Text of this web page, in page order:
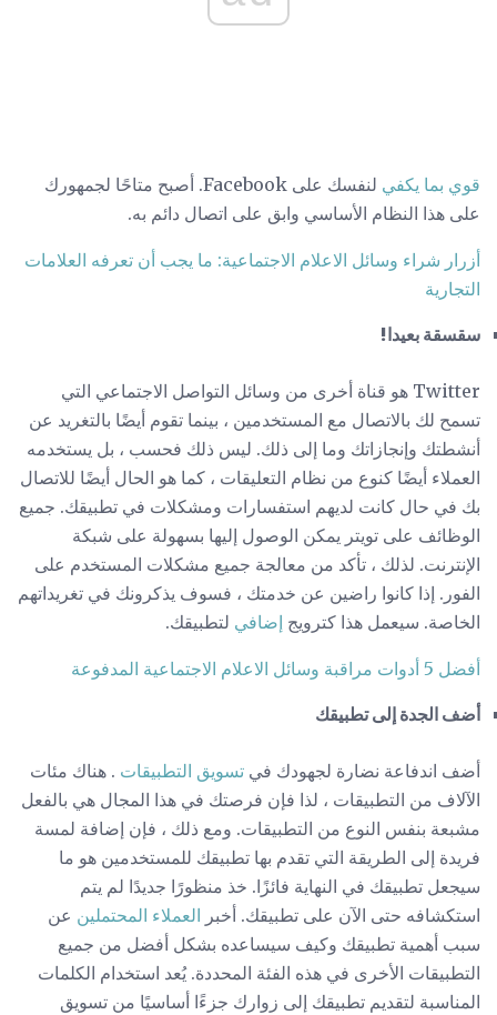
قوي بما يكفي
لنفسك على Facebook. أصبح متاحًا لجمهورك
على هذا النظام الأساسي وابق على اتصال دائم به.
أزرار شراء وسائل الاعلام الاجتماعية: ما يجب أن تعرفه العلامات
التجارية
سقسقة بعيدا!
Twitter هو قناة أخرى من وسائل التواصل الاجتماعي التي
تسمح لك بالاتصال مع المستخدمين ، بينما تقوم أيضًا بالتغريد عن
أنشطتك وإنجازاتك وما إلى ذلك. ليس ذلك فحسب ، بل يستخدمه
العملاء أيضًا كنوع من نظام التعليقات ، كما هو الحال أيضًا للاتصال
بك في حال كانت لديهم استفسارات ومشكلات في تطبيقك. جميع
الوظائف على تويتر يمكن الوصول إليها بسهولة على شبكة
الإنترنت. لذلك ، تأكد من معالجة جميع مشكلات المستخدم على
الفور. إذا كانوا راضين عن خدمتك ، فسوف يذكرونك في تغريداتهم
الخاصة. سيعمل هذا كترويج إضافي لتطبيقك.
أفضل 5 أدوات مراقبة وسائل الاعلام الاجتماعية المدفوعة
أضف الجدة إلى تطبيقك
أضف اندفاعة نضارة لجهودك في تسويق التطبيقات . هناك مئات
الآلاف من التطبيقات ، لذا فإن فرصتك في هذا المجال هي بالفعل
مشبعة بنفس النوع من التطبيقات. ومع ذلك ، فإن إضافة لمسة
فريدة إلى الطريقة التي تقدم بها تطبيقك للمستخدمين هو ما
سيجعل تطبيقك في النهاية فائزًا. خذ منظورًا جديدًا لم يتم
استكشافه حتى الآن على تطبيقك. أخبر العملاء المحتملين عن
سبب أهمية تطبيقك وكيف سيساعده بشكل أفضل من جميع
التطبيقات الأخرى في هذه الفئة المحددة. يُعد استخدام الكلمات
المناسبة لتقديم تطبيقك إلى زوارك جزءًا أساسيًا من تسويق